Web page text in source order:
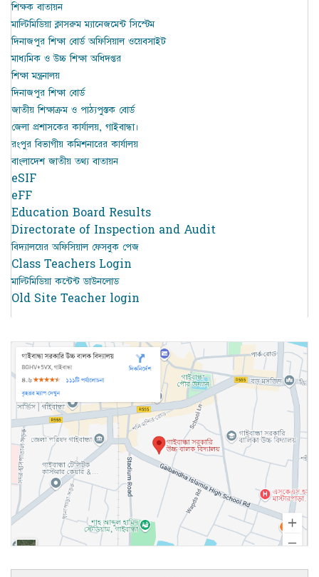
শিক্ষক বাতায়ন
মাল্টিমিডিয়া ক্লাসরুম ম্যানেজমেন্ট সিস্টেম
দিনাজপুর শিক্ষা বোর্ড অফিসিয়াল ওয়েবসাইট
মাধ্যমিক ও উচ্চ শিক্ষা অধিদপ্তর
শিক্ষা মন্ত্রনালয়
দিনাজপুর শিক্ষা বোর্ড
জাতীয় শিক্ষাক্রম ও পাঠ্যপুস্তক বোর্ড
জেলা প্রশাসকের কার্যালয়, গাইবান্ধা।
রংপুর বিভাগীয় কমিশনারের কার্যালয়
বাংলাদেশ জাতীয় তথ্য বাতায়ন
eSIF
eFF
Education Board Results
Directorate of Inspection and Audit
বিদ্যালয়ের অফিসিয়াল ফেসবুক পেজ
Class Teachers Login
মাল্টিমিডিয়া কন্টেন্ট ডাউনলোড
Old Site Teacher login